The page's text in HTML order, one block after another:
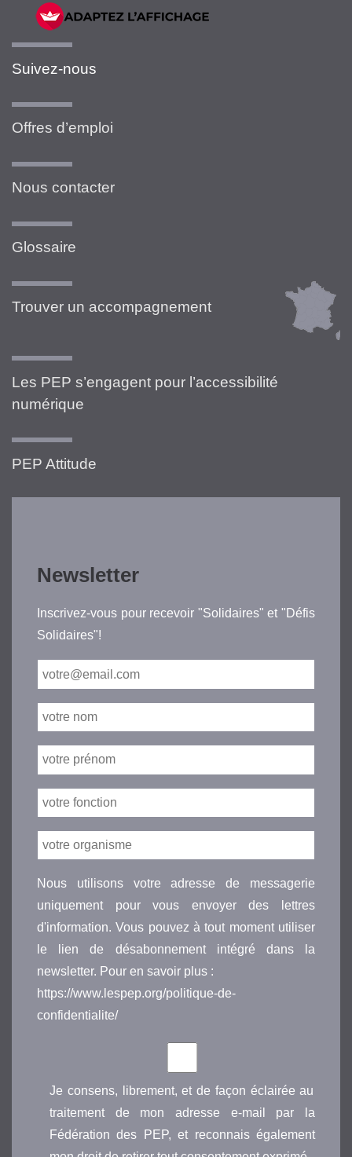
Suivez-nous
Offres d’emploi
Nous contacter
Glossaire
Trouver un accompagnement
Les PEP s’engagent pour l’accessibilité
numérique
PEP Attitude
Newsletter
Inscrivez-vous pour recevoir "Solidaires" et "Défis
Solidaires"!
Nous utilisons votre adresse de messagerie
uniquement pour vous envoyer des lettres
d'information. Vous pouvez à tout moment utiliser
le lien de désabonnement intégré dans la
newsletter. Pour en savoir plus :
https://www.lespep.org/politique-de-
confidentialite/
Je consens, librement, et de façon éclairée au
traitement de mon adresse e-mail par la
Fédération des PEP, et reconnais également